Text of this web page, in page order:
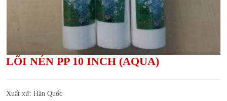
LÕI NÉN PP 10 INCH (AQUA)
Xuất xứ: Hàn Quốc